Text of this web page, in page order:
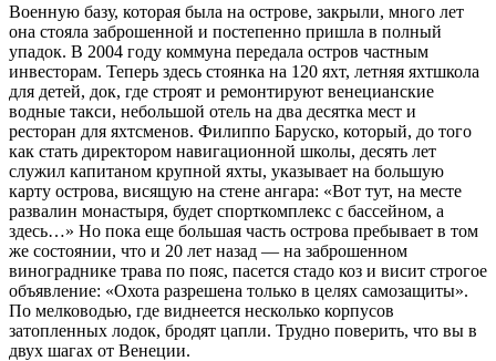
Военную базу, которая была на острове, закрыли, много лет
она стояла заброшенной и постепенно пришла в полный
упадок. В 2004 году коммуна передала остров частным
инвесторам. Теперь здесь стоянка на 120 яхт, летняя яхтшкола
для детей, док, где строят и ремонтируют венецианские
водные такси, небольшой отель на два десятка мест и
ресторан для яхтсменов. Филиппо Баруско, который, до того
как стать директором навигационной школы, десять лет
служил капитаном крупной яхты, указывает на большую
карту острова, висящую на стене ангара: «Вот тут, на месте
развалин монастыря, будет спорткомплекс с бассейном, а
здесь…» Но пока еще большая часть острова пребывает в том
же состоянии, что и 20 лет назад — на заброшенном
винограднике трава по пояс, пасется стадо коз и висит строгое
объявление: «Охота разрешена только в целях самозащиты».
По мелководью, где виднеется несколько корпусов
затопленных лодок, бродят цапли. Трудно поверить, что вы в
двух шагах от Венеции.